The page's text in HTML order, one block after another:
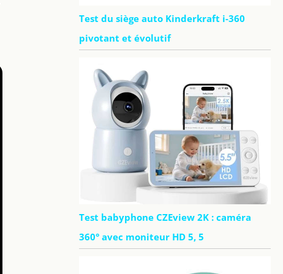
Test du siège auto Kinderkraft i-360
pivotant et évolutif
Test babyphone CZEview 2K : caméra
360° avec moniteur HD 5, 5